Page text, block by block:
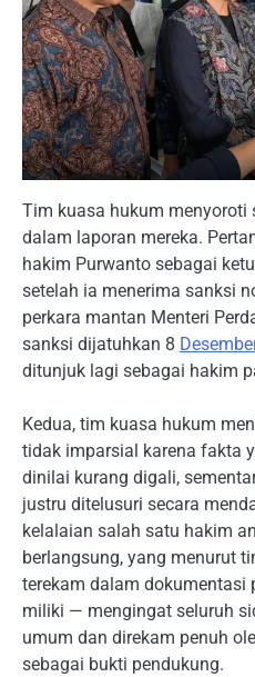
Tim kuasa hukum menyoroti
dalam laporan mereka.
hakim Purwanto sebagai
setelah ia menerima sanksi
perkara mantan Menteri
sanksi dijatuhkan 8
ditunjuk lagi sebagai hakim
Kedua, tim kuasa hukum
tidak imparsial karena fakta
dinilai kurang digali,
justru ditelusuri secara
kelalaian salah satu hakim
berlangsung, yang menurut
terekam dalam dokumentasi
miliki — mengingat seluruh
umum dan direkam penuh
sebagai bukti pendukung.